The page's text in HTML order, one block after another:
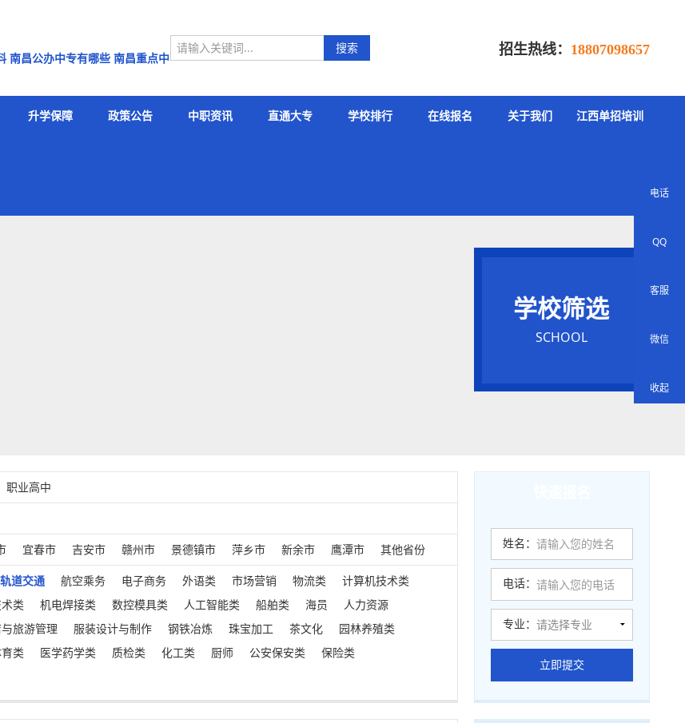
南昌公办中专有哪些 南昌重点中
搜索 招生热线： 18807098657
升学保障 政策公告 中职资讯 直通大专 学校排行 在线报名 关于我们 江西单招培训
学校筛选
SCHOOL
职业高中
宜春市 吉安市 赣州市 景德镇市 萍乡市 新余市 鹰潭市 其他省份
道交通 航空乘务 电子商务 外语类 市场营销 物流类
计算机技术类
类 机电焊接类 数控模具类 人工智能类 船舶类 海员
人力资源
旅游管理 服装设计与制作 钢铁冶炼 珠宝加工 茶文化
园林养殖类
类 医学药学类 质检类 化工类 厨师 公安保安类 保险类
姓名：
电话：
专业：
立即提交
电话
QQ
客服
微信
收起